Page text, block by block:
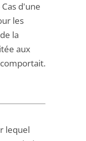
d'une
les
la
aux
lequel